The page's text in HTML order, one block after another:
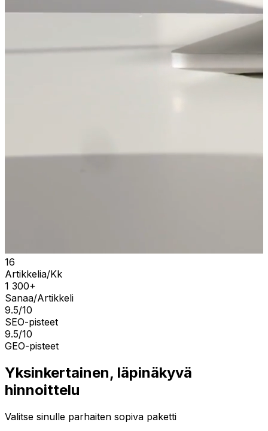
16
Artikkelia/Kk
1 300+
Sanaa/Artikkeli
9.5/10
SEO-pisteet
9.5/10
GEO-pisteet
Yksinkertainen, läpinäkyvä
hinnoittelu
Valitse sinulle parhaiten sopiva paketti